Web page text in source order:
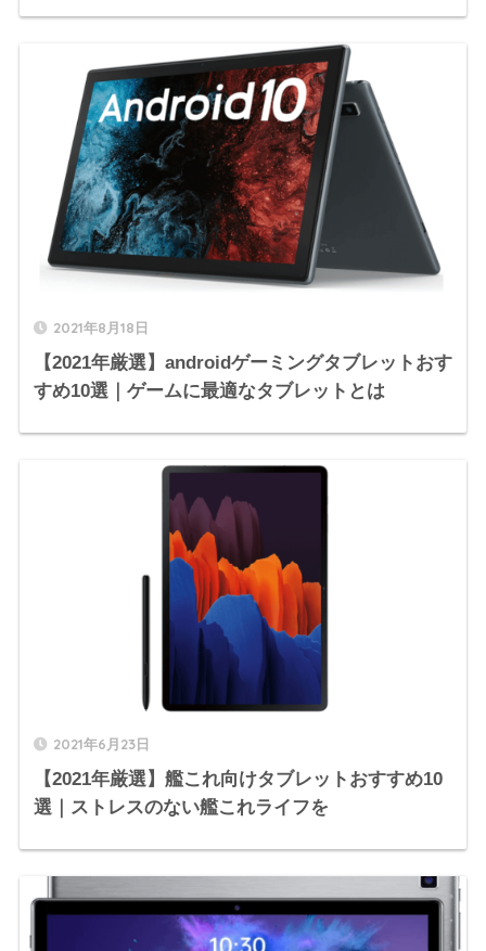
2021年8月18日
【2021年厳選】androidゲーミングタブレットおす
すめ10選｜ゲームに最適なタブレットとは
2021年6月23日
【2021年厳選】艦これ向けタブレットおすすめ10
選｜ストレスのない艦これライフを